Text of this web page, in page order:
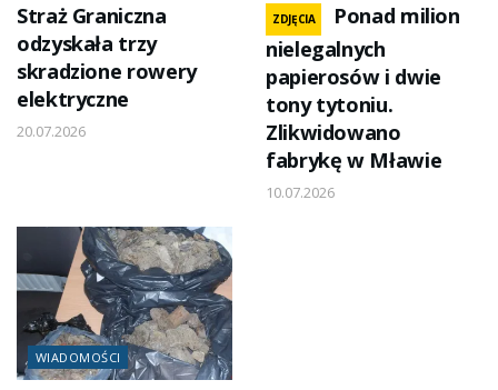
Straż Graniczna
odzyskała trzy
skradzione rowery
elektryczne
20.07.2026
ZDJĘCIA
Ponad milion
nielegalnych
papierosów i dwie
tony tytoniu.
Zlikwidowano
fabrykę w Mławie
10.07.2026
WIADOMOŚCI